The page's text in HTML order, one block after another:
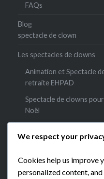
FAQs
Blog
spectacle de clown
Les spectacles de clowns
Animation et Spectacle
retraite EHPAD
Spectacle de clowns
Noël
centres de loisirs
Contacts
We respect your
Cookies help us improve
personalized content,